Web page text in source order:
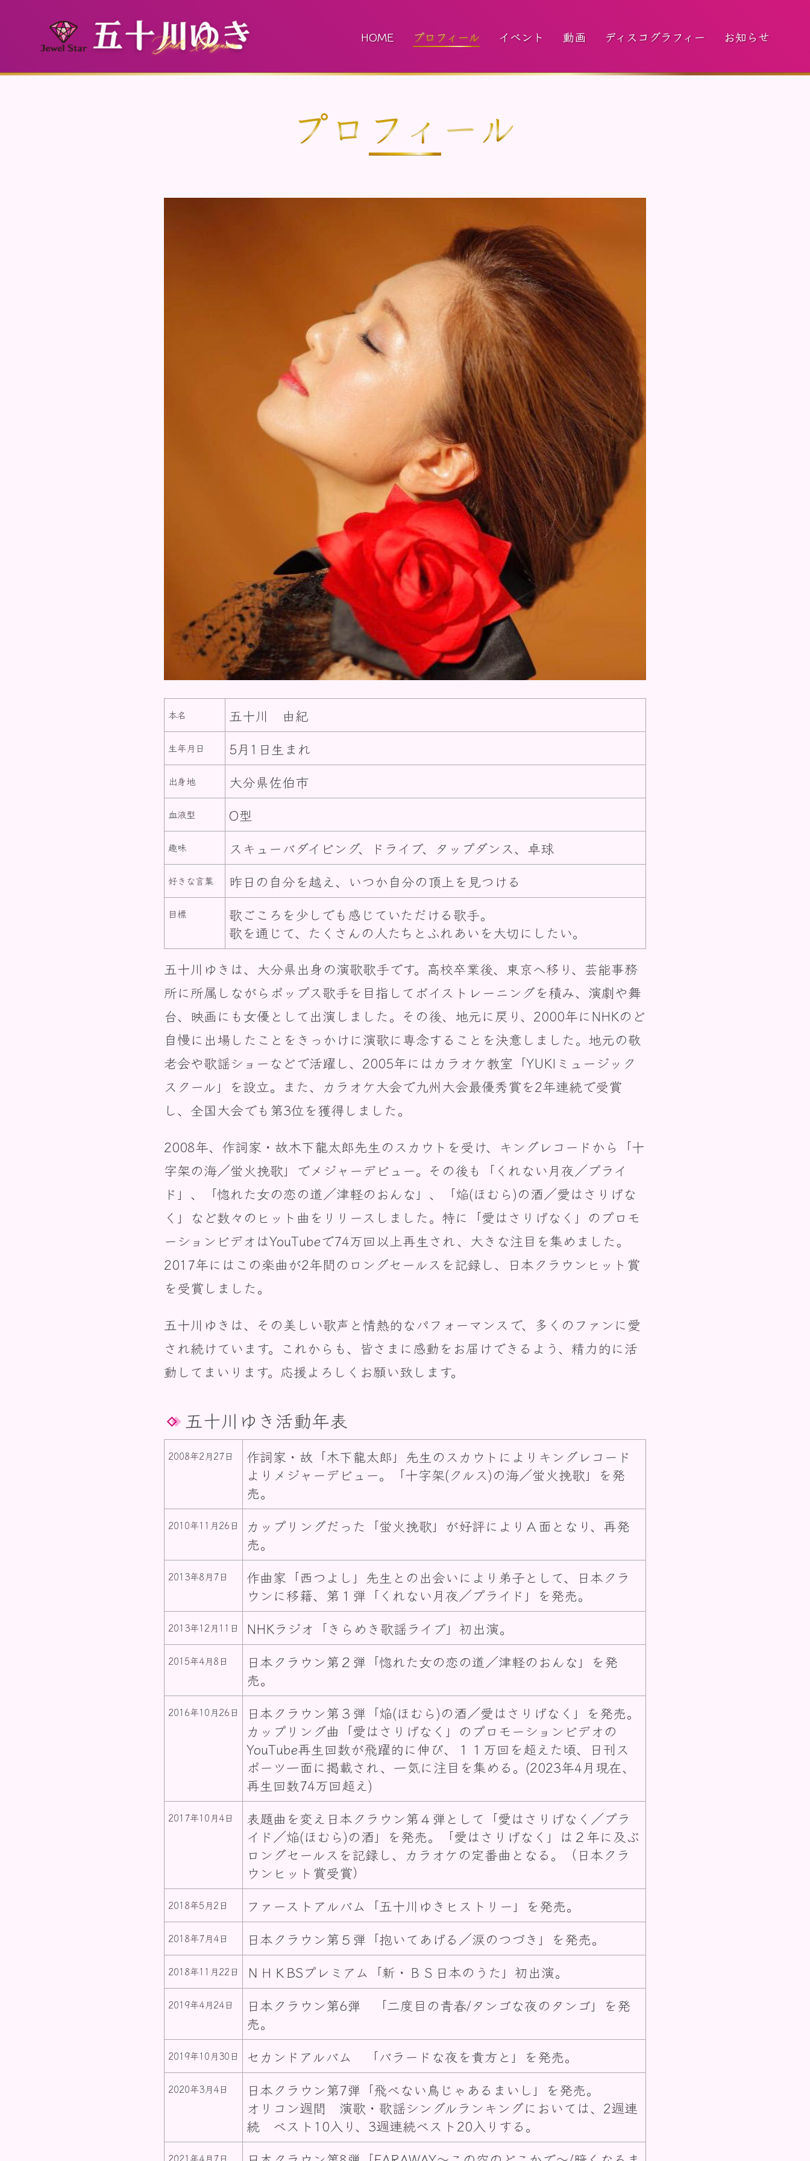
HOME プロフィール イベント 動画 ディスコグラフィー お知らせ
プロフィール
本名 五十川 由紀
生年月日 5月1日生まれ
出身地 大分県佐伯市
血液型 O型
趣味 スキューバダイビング、ドライブ、タップダンス、卓球
好きな言葉 昨日の自分を越え、いつか自分の頂上を見つける
目標
歌ごころを少しでも感じていただける歌手。
歌を通じて、たくさんの人たちとふれあいを大切にしたい。
五十川ゆきは、大分県出身の演歌歌手です。高校卒業後、東京へ移り、芸能事務
所に所属しながらポップス歌手を目指してボイストレーニングを積み、演劇や舞
台、映画にも女優として出演しました。その後、地元に戻り、2000年にNHKのど
自慢に出場したことをきっかけに演歌に専念することを決意しました。地元の敬
老会や歌謡ショーなどで活躍し、2005年にはカラオケ教室「YUKIミュージック
スクール」を設立。また、カラオケ大会で九州大会最優秀賞を2年連続で受賞
し、全国大会でも第3位を獲得しました。
2008年、作詞家・故木下龍太郎先生のスカウトを受け、キングレコードから「十
字架の海／蛍火挽歌」でメジャーデビュー。その後も「くれない月夜／プライ
ド」、「惚れた女の恋の道／津軽のおんな」、「焔(ほむら)の酒／愛はさりげな
く」など数々のヒット曲をリリースしました。特に「愛はさりげなく」のプロモ
ーションビデオはYouTubeで74万回以上再生され、大きな注目を集めました。
2017年にはこの楽曲が2年間のロングセールスを記録し、日本クラウンヒット賞
を受賞しました。
五十川ゆきは、その美しい歌声と情熱的なパフォーマンスで、多くのファンに愛
され続けています。これからも、皆さまに感動をお届けできるよう、精力的に活
動してまいります。応援よろしくお願い致します。
五十川ゆき活動年表
2008年2月27日
作詞家・故「木下龍太郎」先生のスカウトによりキングレコード
よりメジャーデビュー。「十字架(クルス)の海／蛍火挽歌」を発
売。
2010年11月26日
カップリングだった「蛍火挽歌」が好評によりＡ面となり、再発
売。
2013年8月7日
作曲家「西つよし」先生との出会いにより弟子として、日本クラ
ウンに移籍、第１弾「くれない月夜／プライド」を発売。
2013年12月11日 NHKラジオ「きらめき歌謡ライブ」初出演。
2015年4月8日
日本クラウン第２弾「惚れた女の恋の道／津軽のおんな」を発
売。
2016年10月26日
日本クラウン第３弾「焔(ほむら)の酒／愛はさりげなく」を発売。
カップリング曲「愛はさりげなく」のプロモーションビデオの
YouTube再生回数が飛躍的に伸び、１１万回を超えた頃、日刊ス
ポーツ一面に掲載され、一気に注目を集める。(2023年4月現在、
再生回数74万回超え)
2017年10月4日
表題曲を変え日本クラウン第４弾として「愛はさりげなく／プラ
イド／焔(ほむら)の酒」を発売。「愛はさりげなく」は２年に及ぶ
ロングセールスを記録し、カラオケの定番曲となる。（日本クラ
ウンヒット賞受賞）
2018年5月2日 ファーストアルバム「五十川ゆきヒストリー」を発売。
2018年7月4日 日本クラウン第５弾「抱いてあげる／涙のつづき」を発売。
2018年11月22日 ＮＨＫBSプレミアム「新・ＢＳ日本のうた」初出演。
2019年4月24日
日本クラウン第6弾 「二度目の青春/タンゴな夜のタンゴ」を発
売。
2019年10月30日 セカンドアルバム 「バラードな夜を貴方と」を発売。
2020年3月4日
日本クラウン第7弾「飛べない鳥じゃあるまいし」を発売。
オリコン週間 演歌・歌謡シングルランキングにおいては、2週連
続 ベスト10入り、3週連続ベスト20入りする。
2021年4月7日